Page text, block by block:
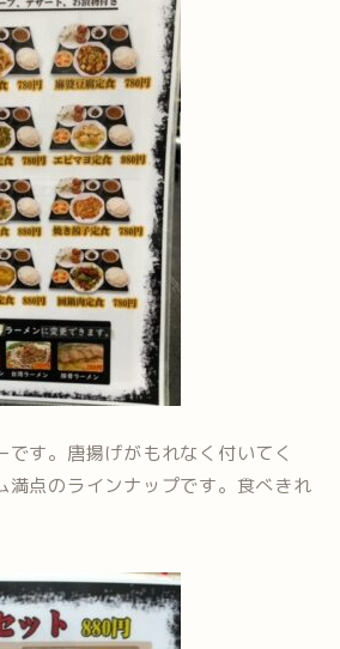
です。唐揚げがもれなく付いてく
満点のラインナップです。食べきれ